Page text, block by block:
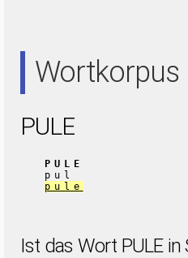
Wortkorpus
PULE
PULE
pul
pule
Ist das Wort PULE in